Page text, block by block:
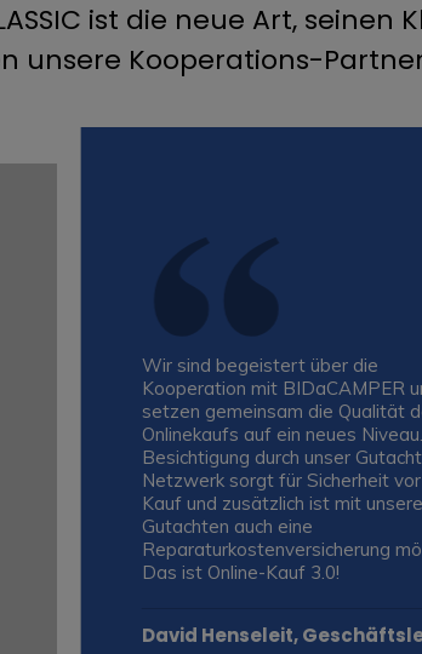
ist die neue Art, seinen
unsere Kooperations-
Wir sind begeistert über die
Kooperation mit BIDaCAMPER
setzen gemeinsam die Qualität
Onlinekaufs auf ein neues
Besichtigung durch unser
Netzwerk sorgt für Sicherheit
Kauf und zusätzlich ist mit
Gutachten auch eine
Reparaturkostenversicherung
Das ist Online-Kauf 3.0!
David Henseleit,